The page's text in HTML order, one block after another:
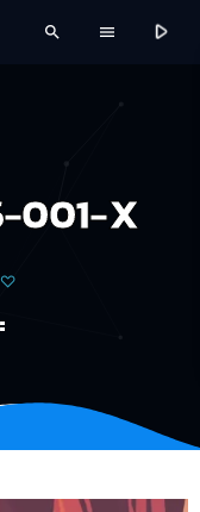
search menu play_arrow
001-X